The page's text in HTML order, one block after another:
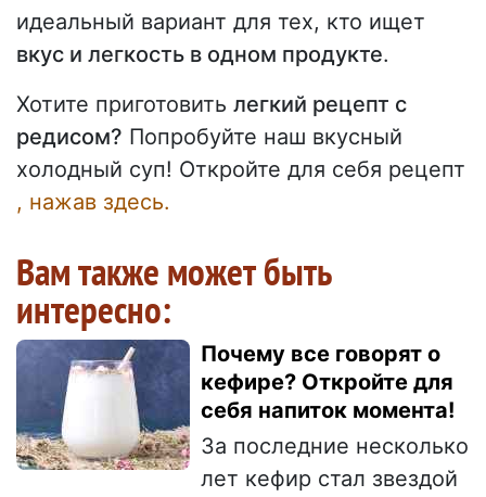
идеальный вариант для тех, кто ищет
вкус и легкость в одном продукте.
Хотите приготовить легкий рецепт с
редисом? Попробуйте наш вкусный
холодный суп! Откройте для себя рецепт
, нажав здесь.
Вам также может быть
интересно:
Почему все говорят о
кефире? Откройте для
себя напиток момента!
За последние несколько
лет кефир стал звездой